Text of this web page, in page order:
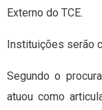
Externo do TCE.
Instituições serão
Segundo o
atuou como